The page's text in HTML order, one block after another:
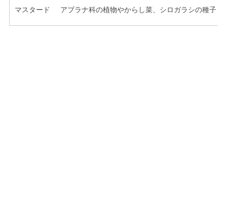
マスタード アブラナ科の植物やからし菜、シロガラシの種子